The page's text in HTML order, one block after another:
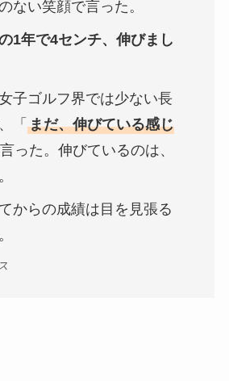
ない笑顔で言った。
1年で4センチ、伸びまし
子ゴルフ界では少ない長
「 まだ、伸びている感じ
った。伸びているのは、
からの成績は目を見張る